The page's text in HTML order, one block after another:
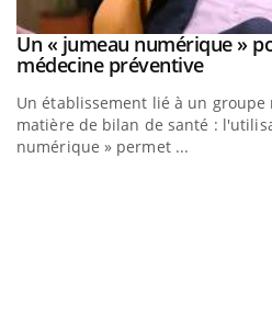
Youtube
Un « jumeau numérique »
médecine préventiveYoutube
Un établissement lié à un
matière de bilan de santé :
numérique » permet ...